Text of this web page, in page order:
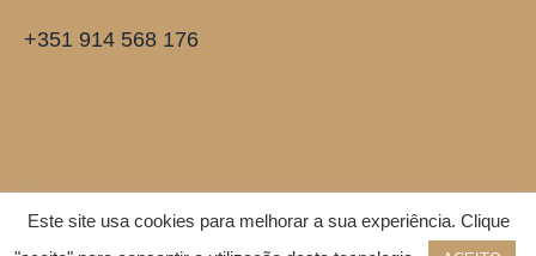
+351 914 568 176
© 2021 Work For Two
Este site usa cookies para melhorar a sua experiência. Clique